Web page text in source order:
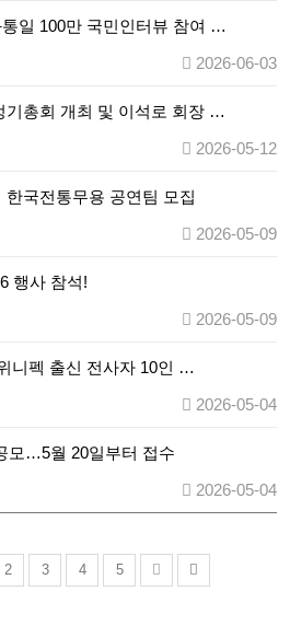
일 100만 국민인터뷰 참여 …
2026-06-03
기총회 개최 및 이석로 회장 …
2026-05-12
국전통무용 공연팀 모집
2026-05-09
행사 참석!
2026-05-09
니펙 출신 전사자 10인 …
2026-05-04
모…5월 20일부터 접수
2026-05-04
2 3 4 5